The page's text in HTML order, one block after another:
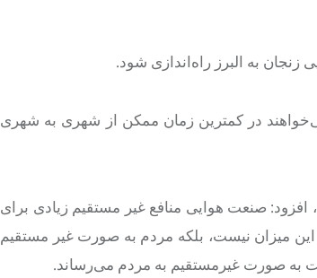
به البرز راه‌اندازی شود.
در کمترین زمان ممکن از شهری به شهری
صنعت هوایی منافع غیر مستقیم زیادی برای
میزان نیست، بلکه مردم به صورت غیر مستقیم
به صورت غیرمستقیم به مردم می‌رساند.